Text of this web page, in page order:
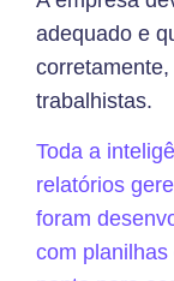
adequado e
trabalhistas.
Toda a
relatórios
foram
com